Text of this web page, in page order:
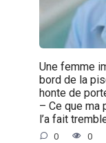
Une femme
bord de la
honte de
– Ce que ma
l’a fait
0 0